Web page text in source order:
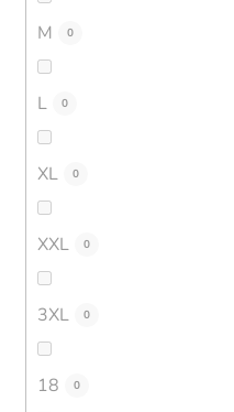
M 0
L 0
XL 0
XXL 0
3XL 0
18 0